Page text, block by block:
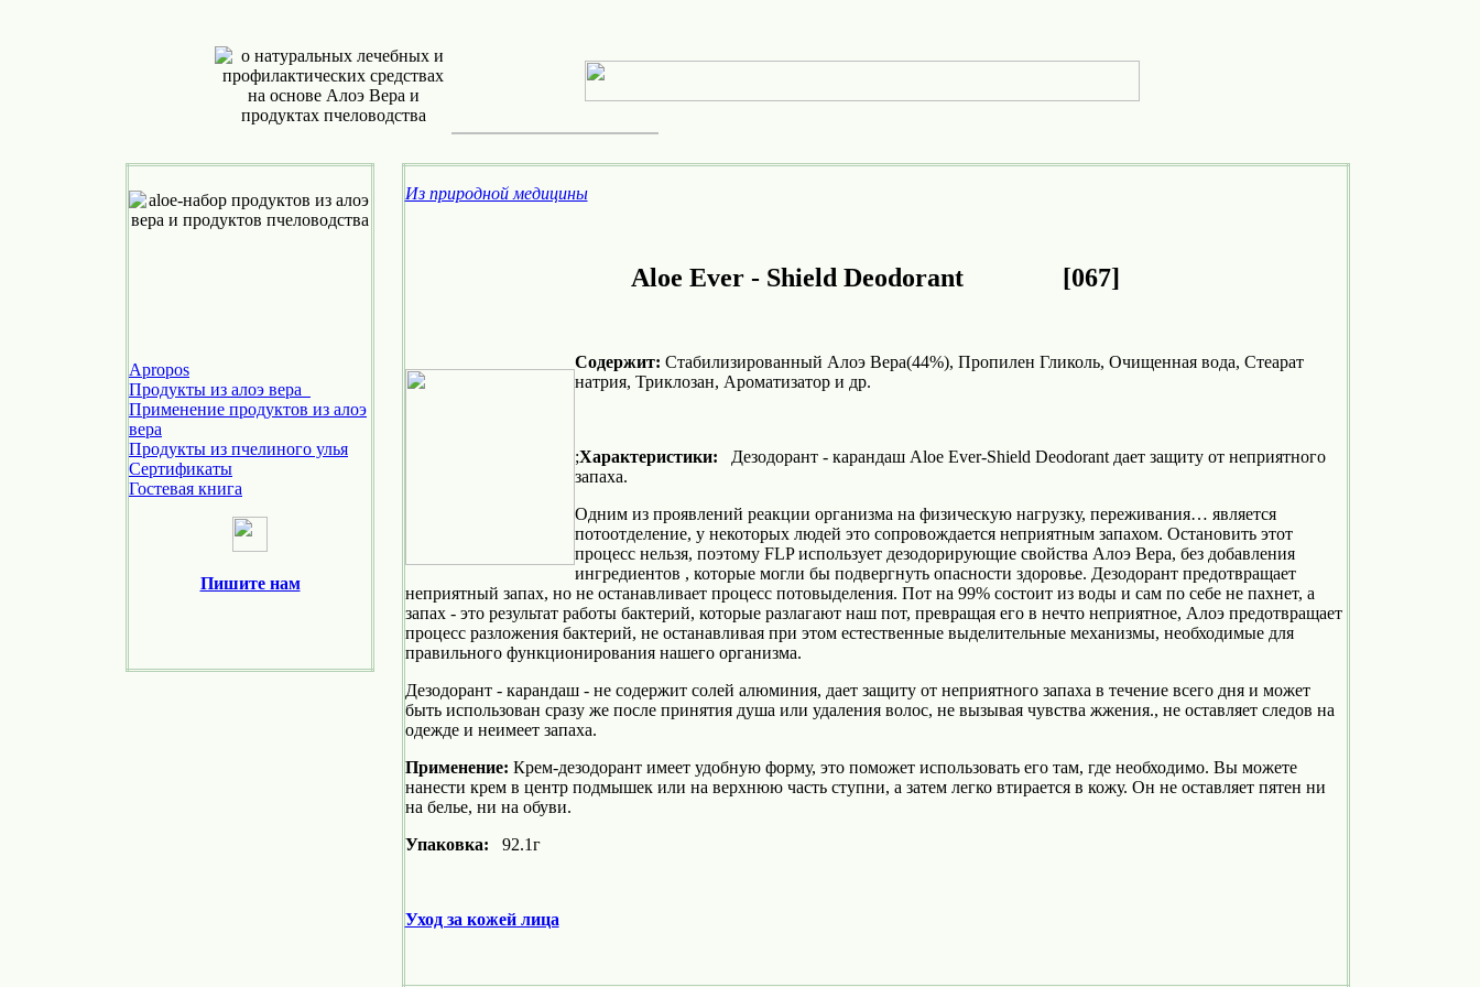
Apropos
Продукты из алоэ вера
Применение продуктов из алоэ
вера
Продукты из пчелиного улья
Cертификаты
Гостевая книга
Пишите нам
Из природной медицины
Aloe Ever - Shield Deodorant [067]
Содержит: Стабилизированный Алоэ Вера(44%), Пропилен Гликоль, Очищенная вода, Стеарат
натрия, Триклозан, Ароматизатор и др.
;Характеристики: Дезодорант - карандаш Aloe Ever-Shield Deodorant дает защиту от неприятного
запаха.
Одним из проявлений реакции организма на физическую нагрузку, переживания… является
потоотделение, у некоторых людей это сопровождается неприятным запахом. Остановить этот
процесс нельзя, поэтому FLP использует дезодорирующие свойства Алоэ Вера, без добавления
ингредиентов , которые могли бы подвергнуть опасности здоровье. Дезодорант предотвращает
неприятный запах, но не останавливает процесс потовыделения. Пот на 99% состоит из воды и сам по себе не пахнет, а
запах - это результат работы бактерий, которые разлагают наш пот, превращая его в нечто неприятное, Алоэ предотвращает
процесс разложения бактерий, не останавливая при этом естественные выделительные механизмы, необходимые для
правильного функционирования нашего организма.
Дезодорант - карандаш - не содержит солей алюминия, дает защиту от неприятного запаха в течение всего дня и может
быть использован сразу же после принятия душа или удаления волос, не вызывая чувства жжения., не оставляет следов на
одежде и неимеет запаха.
Применение: Крем-дезодорант имеет удобную форму, это поможет использовать его там, где необходимо. Вы можете
нанести крем в центр подмышек или на верхнюю часть ступни, а затем легко втирается в кожу. Он не оставляет пятен ни
на белье, ни на обуви.
Упаковка: 92.1г
Уход за кожей лица